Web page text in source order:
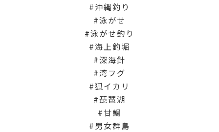
沖縄釣り
泳がせ
泳がせ釣り
海上釣堀
深海針
湾フグ
狐イカリ
琵琶湖
甘鯛
男女群島